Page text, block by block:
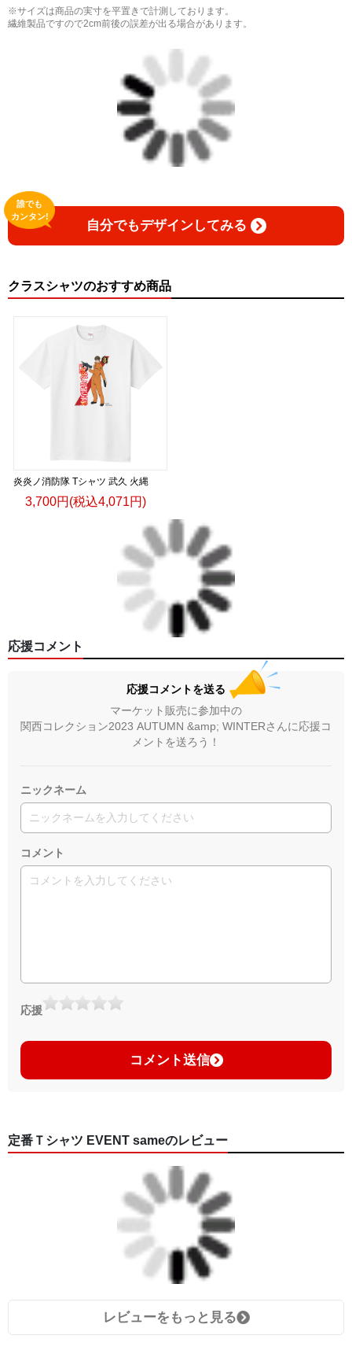
※サイズは商品の実寸を平置きで計測しております。
繊維製品ですので2cm前後の誤差が出る場合があります。
自分でもデザインしてみる
誰でも
カンタン!
クラスシャツのおすすめ商品
炎炎ノ消防隊 Tシャツ 武久 火縄
3,700円(税込4,071円)
応援コメント
応援コメントを送る
マーケット販売に参加中の
関西コレクション2023 AUTUMN &amp; WINTERさんに応援コ
メントを送ろう！
ニックネーム
コメント
応援
コメント送信
定番Ｔシャツ EVENT sameのレビュー
レビューをもっと見る